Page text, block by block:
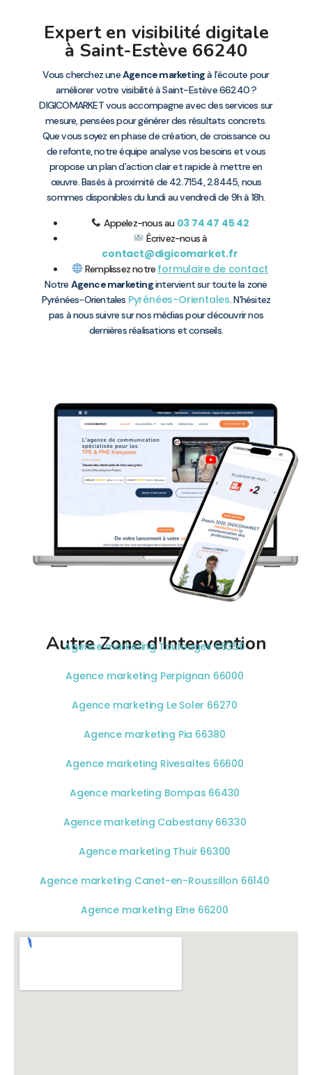
Expert en visibilité digitale
à Saint-Estève 66240
Vous cherchez uneAgence marketingà l’écoute pour
améliorer votre visibilité à Saint-Estève 66240 ?
DIGICOMARKET vous accompagne avec des services sur
mesure, pensées pour générer des résultats concrets.
Que vous soyez en phase de création, de croissance ou
de refonte, notre équipe analyse vos besoins et vous
propose un plan d’action clair et rapide à mettre en
œuvre. Basés à proximité de 42.7154, 2.8445, nous
sommes disponibles du lundi au vendredi de 9h à 18h.
Appelez-nous au 03 74 47 45 42
Écrivez-nous à
contact@digicomarket.fr
Remplissez notre formulaire de contact
Notre Agence marketingintervient sur toute la zone
Pyrénées-Orientales Pyrénées-Orientales. N’hésitez
pas à nous suivre sur nos médias pour découvrir nos
dernières réalisations et conseils.
Autre Zone d'Intervention
Agence marketing Toulouges 66350
Agence marketing Perpignan 66000
Agence marketing Le Soler 66270
Agence marketing Pia 66380
Agence marketing Rivesaltes 66600
Agence marketing Bompas 66430
Agence marketing Cabestany 66330
Agence marketing Thuir 66300
Agence marketing Canet-en-Roussillon 66140
Agence marketing Elne 66200